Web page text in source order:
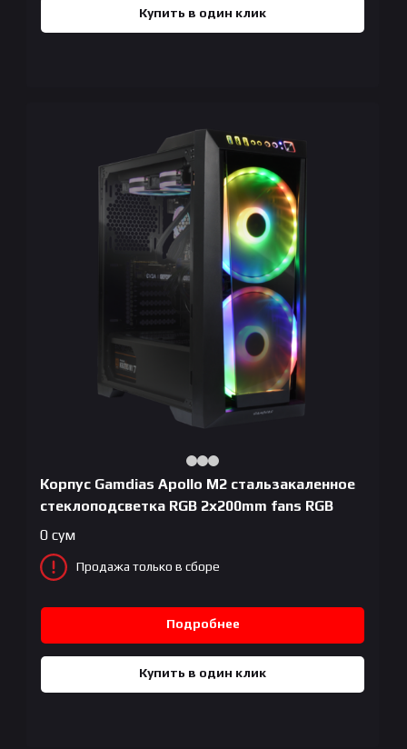
Купить в один клик
Корпус Gamdias Apollo M2 стальзакаленное
стеклоподсветка RGB 2x200mm fans RGB
0 сум
Продажа только в сборе
Подробнее
Купить в один клик